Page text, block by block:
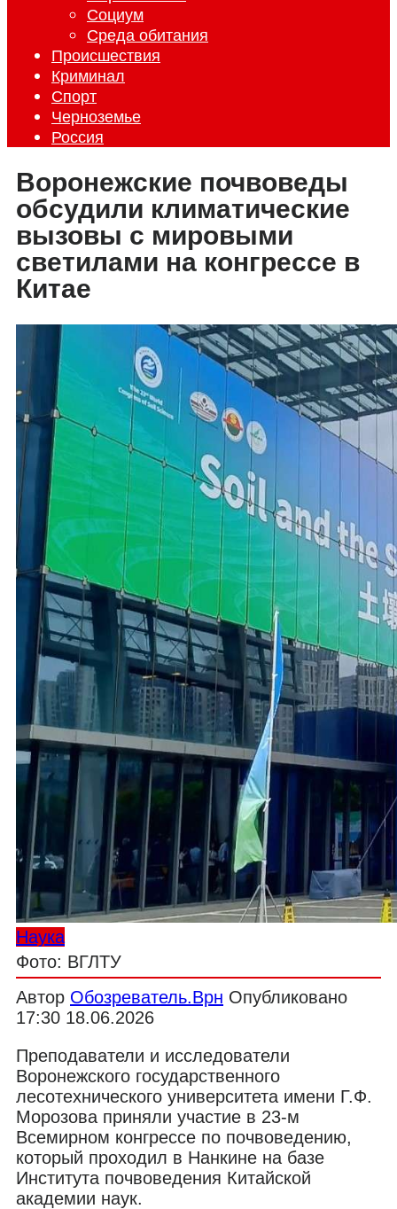
Социум
Среда обитания
Происшествия
Криминал
Спорт
Черноземье
Россия
Воронежские почвоведы
обсудили климатические
вызовы с мировыми
светилами на конгрессе в
Китае
Наука
Фото: ВГЛТУ
Автор Обозреватель.Врн Опубликовано
17:30 18.06.2026
Преподаватели и исследователи
Воронежского государственного
лесотехнического университета имени Г.Ф.
Морозова приняли участие в 23-м
Всемирном конгрессе по почвоведению,
который проходил в Нанкине на базе
Института почвоведения Китайской
академии наук.